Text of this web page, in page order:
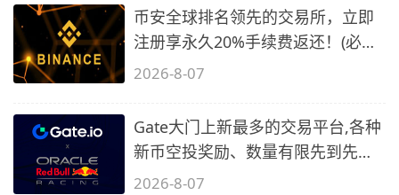
币安全球排名领先的交易所，立即
注册享永久20%手续费返还！(必备
2)
2026-8-07
Gate大门上新最多的交易平台,各种
新币空投奖励、数量有限先到先
得…
2026-8-07